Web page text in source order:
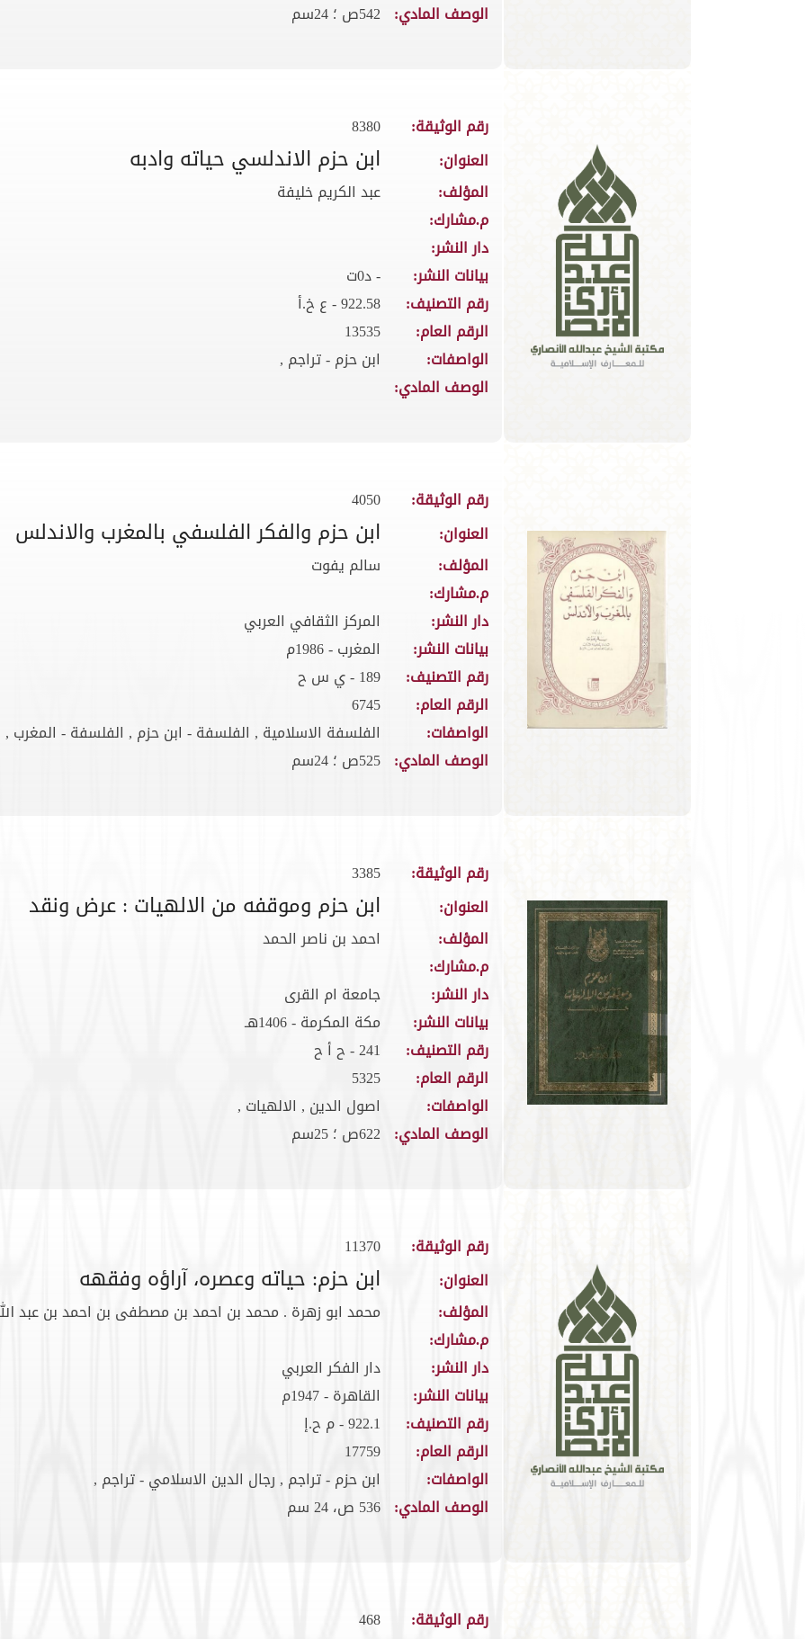
الوصف المادي: 542ص ؛ 24سم
رقم الوثيقة:
8380
العنوان:
ابن حزم الاندلسي حياته وادبه
المؤلف:
عبد الكريم خليفة
م.مشارك:
دار النشر:
بيانات النشر:
- د0ت
رقم التصنيف:
922.58 - ع خ.أ
الرقم العام:
13535
الواصفات:
ابن حزم - تراجم ,
الوصف المادي:
رقم الوثيقة:
4050
العنوان:
ابن حزم والفكر الفلسفي بالمغرب والاندلس
المؤلف:
سالم يفوت
م.مشارك:
دار النشر:
المركز الثقافي العربي
بيانات النشر:
المغرب - 1986م
رقم التصنيف:
189 - ي س ح
الرقم العام:
6745
الواصفات:
الفلسفة الاسلامية , الفلسفة - ابن حزم , الفلسفة - المغرب
الوصف المادي: 525ص ؛ 24سم
رقم الوثيقة:
3385
العنوان:
ابن حزم وموقفه من الالهيات : عرض ونقد
المؤلف:
احمد بن ناصر الحمد
م.مشارك:
دار النشر:
جامعة ام القرى
بيانات النشر:
مكة المكرمة - 1406هـ
رقم التصنيف:
241 - ح أ ح
الرقم العام:
5325
الواصفات:
اصول الدين , الالهيات ,
الوصف المادي: 622ص ؛ 25سم
رقم الوثيقة:
11370
العنوان:
ابن حزم: حياته وعصره، آراؤه وفقهه
المؤلف:
محمد ابو زهرة . محمد بن احمد بن مصطفى بن احمد بن عبد الله
م.مشارك:
دار النشر:
دار الفكر العربي
بيانات النشر:
القاهرة - 1947م
رقم التصنيف:
922.1 - م ح.إ
الرقم العام:
17759
الواصفات:
ابن حزم - تراجم , رجال الدين الاسلامي - تراجم ,
الوصف المادي: 536 ص، 24 سم
رقم الوثيقة: 468